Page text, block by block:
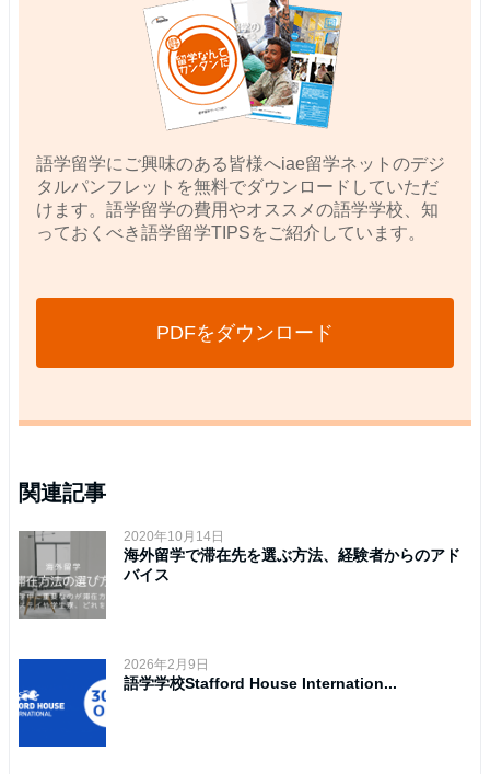
語学留学にご興味のある皆様へiae留学ネットのデジ
タルパンフレットを無料でダウンロードしていただ
けます。語学留学の費用やオススメの語学学校、知
っておくべき語学留学TIPSをご紹介しています。
PDFをダウンロード
関連記事
2020年10月14日
海外留学で滞在先を選ぶ方法、経験者からのアド
バイス
2026年2月9日
語学学校Stafford House Internation...